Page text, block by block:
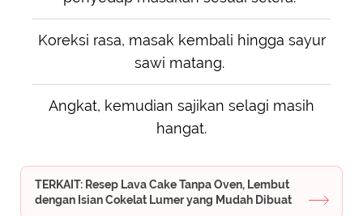
Koreksi rasa, masak kembali hingga sayur
sawi matang.
Angkat, kemudian sajikan selagi masih
hangat.
TERKAIT: Resep Lava Cake Tanpa Oven, Lembut
dengan Isian Cokelat Lumer yang Mudah Dibuat